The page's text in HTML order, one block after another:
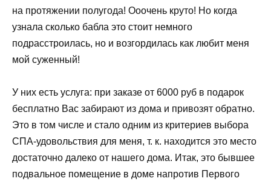
на протяжении полугода! Ооочень круто! Но когда
узнала сколько бабла это стоит немного
подрасстроилась, но и возгордилась как любит меня
мой суженный!
У них есть услуга: при заказе от 6000 руб в подарок
бесплатно Вас забирают из дома и привозят обратно.
Это в том числе и стало одним из критериев выбора
СПА-удовольствия для меня, т. к. находится это место
достаточно далеко от нашего дома. Итак, это бывшее
подвальное помещение в доме напротив Первого